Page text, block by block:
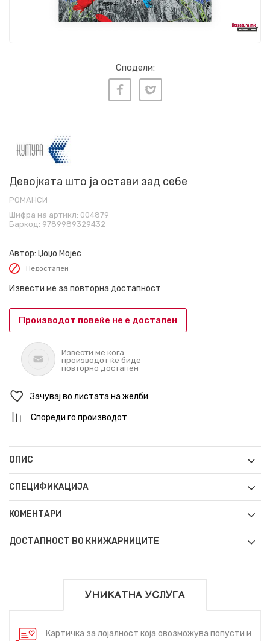
Сподели:
Девојката што ја остави зад себе
РОМАНСИ
Шифра на артикл: 004879
Баркод: 9789989329432
Автор: Џоџо Мојес
Недостапен
Извести ме за повторна достапност
Производот повеќе не е достапен
Извести ме кога
производот ќе биде
повторно достапен
Зачувај во листата на желби
Спореди го производот
ОПИС
СПЕЦИФИКАЦИЈА
КОМЕНТАРИ
ДОСТАПНОСТ ВО КНИЖАРНИЦИТЕ
УНИКАТНА УСЛУГА
Картичка за лојалност која овозможува попусти и